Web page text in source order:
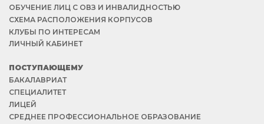
ОБУЧЕНИЕ ЛИЦ С ОВЗ И ИНВАЛИДНОСТЬЮ
СХЕМА РАСПОЛОЖЕНИЯ КОРПУСОВ
КЛУБЫ ПО ИНТЕРЕСАМ
ЛИЧНЫЙ КАБИНЕТ
ПОСТУПАЮЩЕМУ
БАКАЛАВРИАТ
СПЕЦИАЛИТЕТ
ЛИЦЕЙ
СРЕДНЕЕ ПРОФЕССИОНАЛЬНОЕ ОБРАЗОВАНИЕ